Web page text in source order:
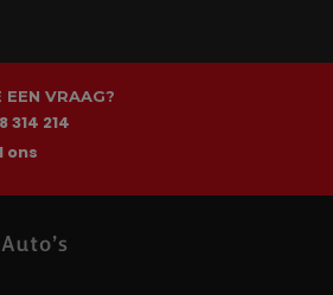
EEN VRAAG?
314 214
ons